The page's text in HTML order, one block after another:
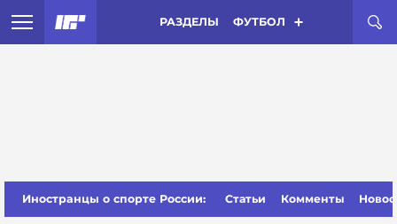
РАЗДЕЛЫ ФУТБОЛ
Иностранцы о спорте России: Статьи Комменты